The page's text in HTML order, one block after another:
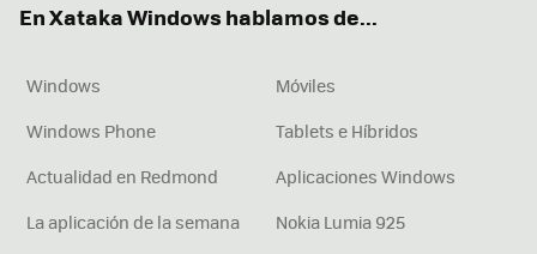
En Xataka Windows hablamos de...
Windows
Móviles
Windows Phone
Tablets e Híbridos
Actualidad en Redmond
Aplicaciones Windows
La aplicación de la semana
Nokia Lumia 925